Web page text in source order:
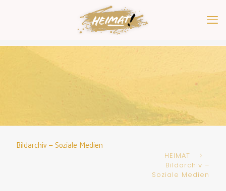
Bildarchiv – Soziale Medien
HEIMAT
Bildarchiv –
Soziale Medien